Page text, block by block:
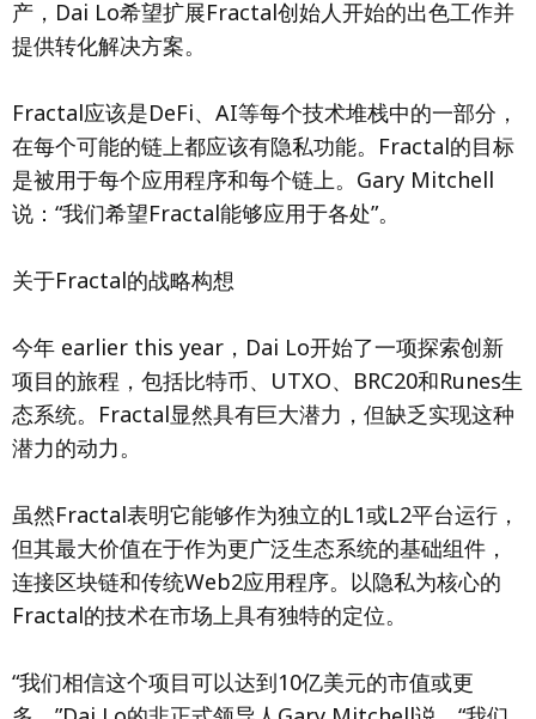
产，Dai Lo希望扩展Fractal创始人开始的出色工作并
提供转化解决方案。
Fractal应该是DeFi、AI等每个技术堆栈中的一部分，
在每个可能的链上都应该有隐私功能。Fractal的目标
是被用于每个应用程序和每个链上。Gary Mitchell
说：“我们希望Fractal能够应用于各处”。
关于Fractal的战略构想
今年 earlier this year，Dai Lo开始了一项探索创新
项目的旅程，包括比特币、UTXO、BRC20和Runes生
态系统。Fractal显然具有巨大潜力，但缺乏实现这种
潜力的动力。
虽然Fractal表明它能够作为独立的L1或L2平台运行，
但其最大价值在于作为更广泛生态系统的基础组件，
连接区块链和传统Web2应用程序。以隐私为核心的
Fractal的技术在市场上具有独特的定位。
“我们相信这个项目可以达到10亿美元的市值或更